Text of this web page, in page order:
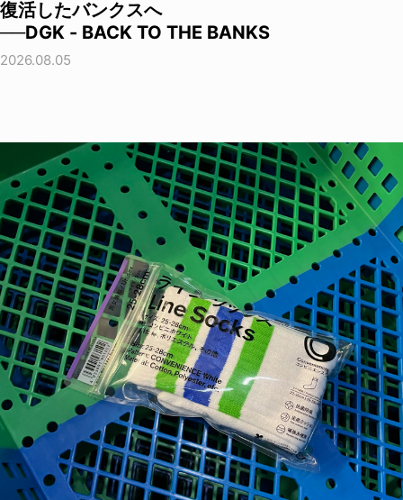
復活したバンクスへ
──DGK - BACK TO THE BANKS
2026.08.05